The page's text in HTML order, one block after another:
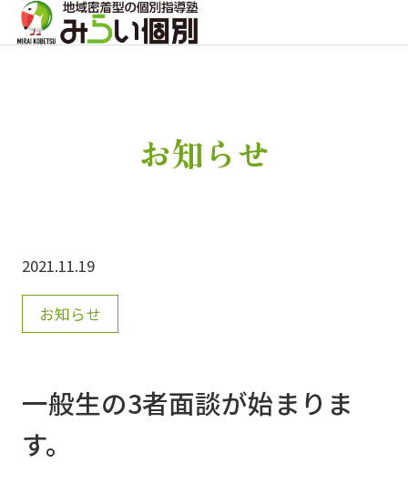
お知らせ
2021.11.19
お知らせ
一般生の3者面談が始まりま
す。